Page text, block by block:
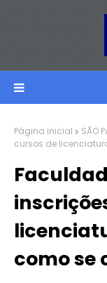
Página inicial SÃO
cursos de
como